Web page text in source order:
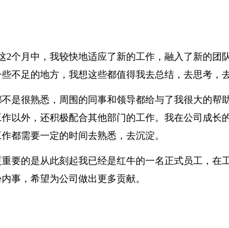
2个月中，我较快地适应了新的工作，融入了新的团
不足的地方，我想这些都值得我去总结，去思考，去
是很熟悉，周围的同事和领导都给与了我很大的帮
以外，还积极配合其他部门的工作。我在公司成长
都需要一定的时间去熟悉，去沉淀。
要的是从此刻起我已经是红牛的一名正式员工，在
事，希望为公司做出更多贡献。